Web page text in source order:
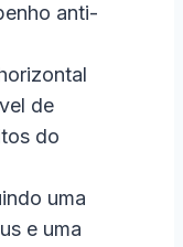
anti-
de
do
uma
e uma